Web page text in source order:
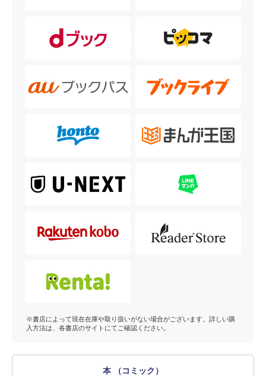
※書店によって現在在庫や取り扱いがない場合がございます。詳しい購
入方法は、各書店のサイトにてご確認ください。
本 （コミック）